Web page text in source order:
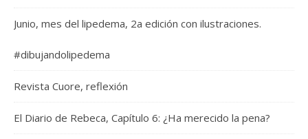
Junio, mes del lipedema, 2a edición con ilustraciones.
#dibujandolipedema
Revista Cuore, reflexión
El Diario de Rebeca, Capítulo 6: ¿Ha merecido la pena?